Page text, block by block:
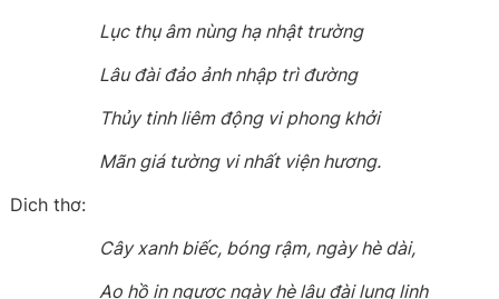
Lục thụ âm nùng hạ nhật trường
Lâu đài đảo ảnh nhập trì đường
Thủy tinh liêm động vi phong khởi
Mãn giá tường vi nhất viện hương.
Dich thơ:
Cây xanh biếc, bóng rậm, ngày hè dài,
Ao hồ in ngược ngày hè lâu đài lung linh